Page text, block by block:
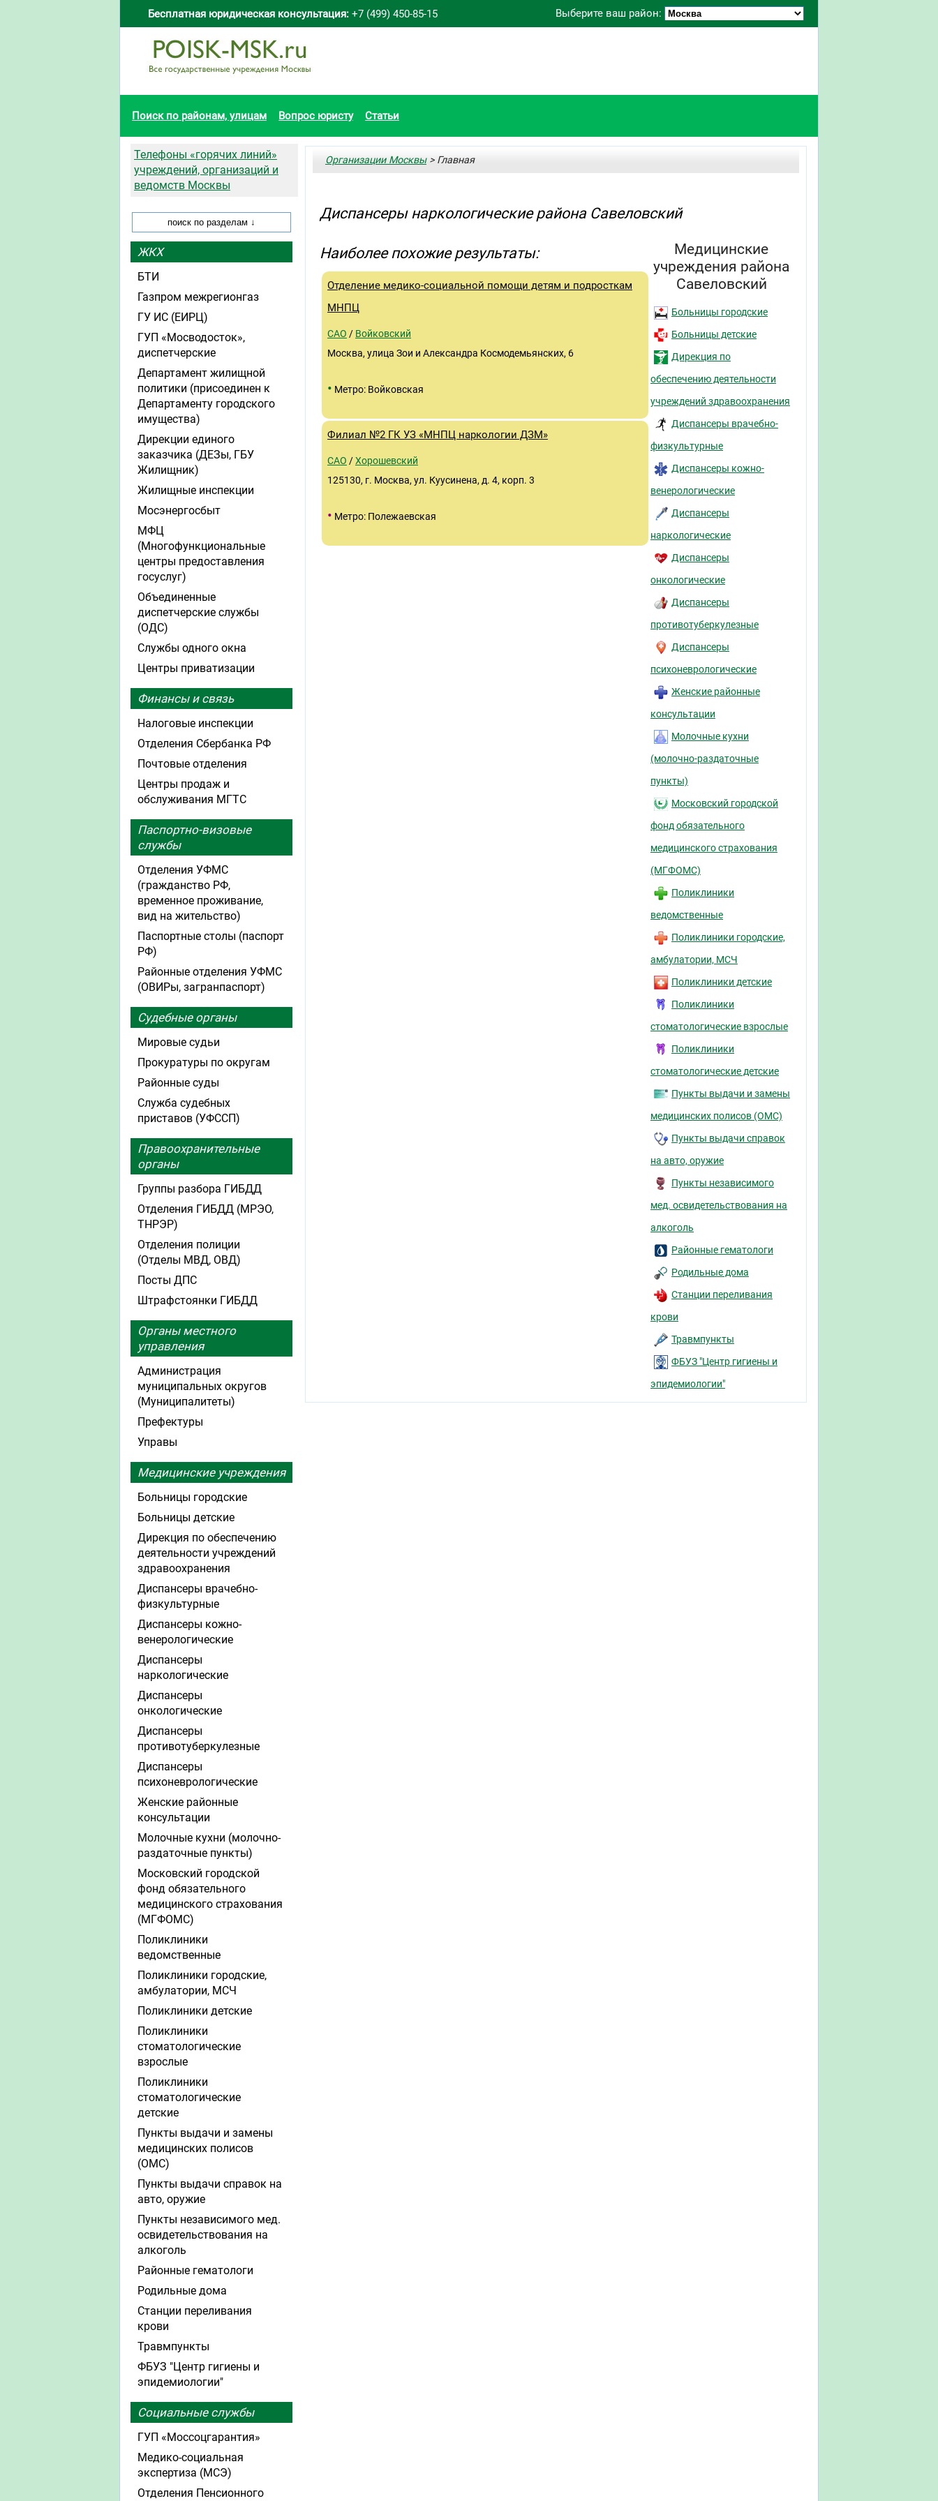
Выберите ваш район:
Бесплатная юридическая консультация: +7 (499) 450-85-15
Поиск по районам, улицам Вопрос юристу Статьи
Организации Москвы> Главная
Диспансеры наркологические района Савеловский
Наиболее похожие результаты:
Отделение медико-социальной помощи детям и подросткам
МНПЦ
САО / Войковский
Москва, улица Зои и Александра Космодемьянских, 6
• Метро: Войковская
Филиал №2 ГК УЗ «МНПЦ наркологии ДЗМ»
САО /Хорошевский
125130, г. Москва, ул. Куусинена, д. 4, корп. 3
• Метро: Полежаевская
Медицинские
учреждения района
Савеловский
Больницы городские
Больницы детские
Дирекция по
обеспечению деятельности
учреждений здравоохранения
Диспансеры врачебно-
физкультурные
Диспансеры кожно-
венерологические
Диспансеры
наркологические
Диспансеры
онкологические
Диспансеры
противотуберкулезные
Диспансеры
психоневрологические
Женские районные
консультации
Молочные кухни
(молочно-раздаточные
пункты)
Московский городской
фонд обязательного
медицинского страхования
(МГФОМС)
Поликлиники
ведомственные
Поликлиники городские,
амбулатории, МСЧ
Поликлиники детские
Поликлиники
стоматологические взрослые
Поликлиники
стоматологические детские
Пункты выдачи и замены
медицинских полисов (ОМС)
Пункты выдачи справок
на авто, оружие
Пункты независимого
мед. освидетельствования на
алкоголь
Районные гематологи
Родильные дома
Станции переливания
крови
Травмпункты
ФБУЗ "Центр гигиены и
эпидемиологии"
Телефоны «горячих линий»
учреждений, организаций и
ведомств Москвы
ЖКХ
БТИ
Газпром межрегионгаз
ГУ ИС (ЕИРЦ)
ГУП «Мосводосток»,
диспетчерские
Департамент жилищной
политики (присоединен к
Департаменту городского
имущества)
Дирекции единого
заказчика (ДЕЗы, ГБУ
Жилищник)
Жилищные инспекции
Мосэнергосбыт
МФЦ
(Многофункциональные
центры предоставления
госуслуг)
Объединенные
диспетчерские службы
(ОДС)
Службы одного окна
Центры приватизации
Финансы и связь
Налоговые инспекции
Отделения Сбербанка РФ
Почтовые отделения
Центры продаж и
обслуживания МГТС
Паспортно-визовые
службы
Отделения УФМС
(гражданство РФ,
временное проживание,
вид на жительство)
Паспортные столы (паспорт
РФ)
Районные отделения УФМС
(ОВИРы, загранпаспорт)
Судебные органы
Мировые судьи
Прокуратуры по округам
Районные суды
Служба судебных
приставов (УФССП)
Правоохранительные
органы
Группы разбора ГИБДД
Отделения ГИБДД (МРЭО,
ТНРЭР)
Отделения полиции
(Отделы МВД, ОВД)
Посты ДПС
Штрафстоянки ГИБДД
Органы местного
управления
Администрация
муниципальных округов
(Муниципалитеты)
Префектуры
Управы
Медицинские учреждения
Больницы городские
Больницы детские
Дирекция по обеспечению
деятельности учреждений
здравоохранения
Диспансеры врачебно-
физкультурные
Диспансеры кожно-
венерологические
Диспансеры
наркологические
Диспансеры
онкологические
Диспансеры
противотуберкулезные
Диспансеры
психоневрологические
Женские районные
консультации
Молочные кухни (молочно-
раздаточные пункты)
Московский городской
фонд обязательного
медицинского страхования
(МГФОМС)
Поликлиники
ведомственные
Поликлиники городские,
амбулатории, МСЧ
Поликлиники детские
Поликлиники
стоматологические
взрослые
Поликлиники
стоматологические
детские
Пункты выдачи и замены
медицинских полисов
(ОМС)
Пункты выдачи справок на
авто, оружие
Пункты независимого мед.
освидетельствования на
алкоголь
Районные гематологи
Родильные дома
Станции переливания
крови
Травмпункты
ФБУЗ "Центр гигиены и
эпидемиологии"
Социальные службы
ГУП «Моссоцгарантия»
Медико-социальная
экспертиза (МСЭ)
Отделения Пенсионного